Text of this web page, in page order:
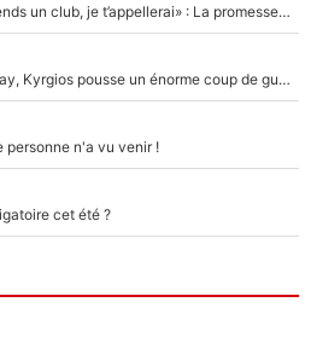
Mercato - OM - «Dès que je prends un club, je t’appellerai» : La promesse de Marcelino au moment de claquer la porte
Victime de racisme contre Murray, Kyrgios pousse un énorme coup de gueule !
personne n'a vu venir !
cet été ?